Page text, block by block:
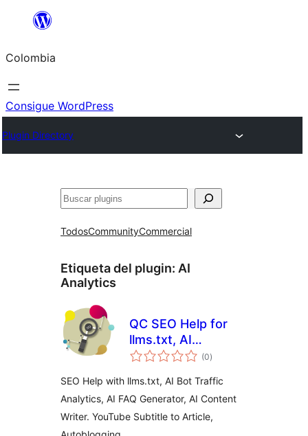
Saltar
contenido
Colombia
Consigue WordPress
Plugin Directory
Buscar
TodosCommunityCommercial
Etiqueta del plugin: AI
Analytics
QC SEO Help for
llms.txt, AI
Analytics, AI
FAQ Generator,
Subtitle to Article
(0total
de
)
SEO Help with llms.txt, AI Bot Traffic
Analytics, AI FAQ Generator, AI Content
Writer. YouTube Subtitle to Article,